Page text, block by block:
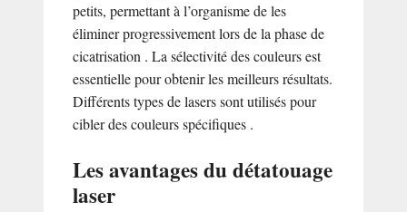
petits, permettant à l’organisme de les
éliminer progressivement lors de la phase de
cicatrisation . La sélectivité des couleurs est
essentielle pour obtenir les meilleurs résultats.
Différents types de lasers sont utilisés pour
cibler des couleurs spécifiques .
Les avantages du détatouage
laser